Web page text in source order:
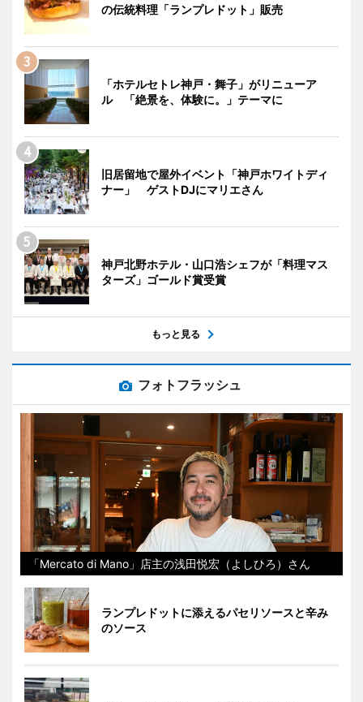
の伝統料理「ランプレドット」販売
「ホテルセトレ神戸・舞子」がリニューア
ル 「絶景を、体験に。」テーマに
旧居留地で屋外イベント「神戸ホワイトディ
ナー」 ゲストDJにマリエさん
神戸北野ホテル・山口浩シェフが「料理マス
ターズ」ゴールド賞受賞
もっと見る
フォトフラッシュ
「Mercato di Mano」店主の浅田悦宏（よしひろ）さん
ランプレドットに添えるパセリソースと辛み
のソース